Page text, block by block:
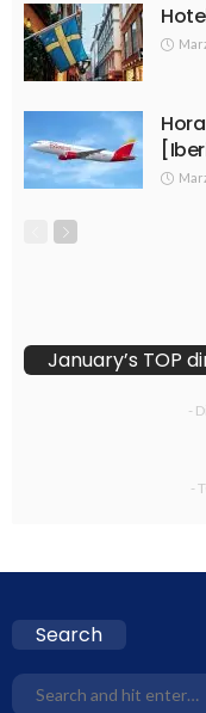
January’s TOP
-
-
Search